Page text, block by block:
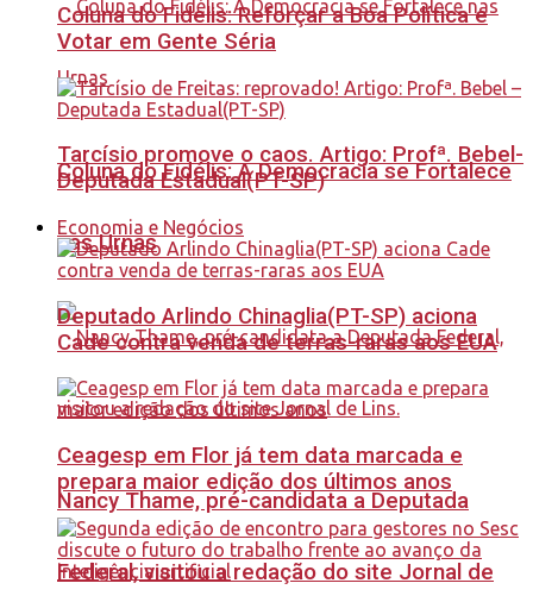
Coluna do Fidélis: A Democracia se Fortalece
nas Urnas
Nancy Thame, pré-candidata a Deputada
Federal, visitou a redação do site Jornal de
Coluna do Fidelis: Reforçar a Boa Política e
Votar em Gente Séria
Tarcísio promove o caos. Artigo: Profª. Bebel-
Deputada Estadual(PT-SP)
Economia e Negócios
Deputado Arlindo Chinaglia(PT-SP) aciona
Cade contra venda de terras-raras aos EUA
Ceagesp em Flor já tem data marcada e
prepara maior edição dos últimos anos